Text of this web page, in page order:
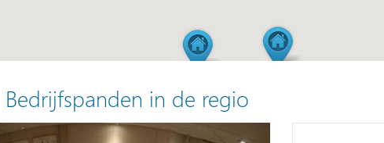
Bedrijfspanden in de regio